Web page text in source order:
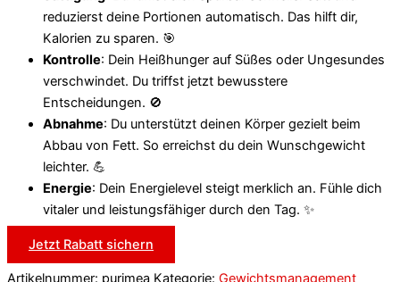
reduzierst deine Portionen automatisch. Das hilft dir,
Kalorien zu sparen. 🎯
Kontrolle: Dein Heißhunger auf Süßes oder Ungesundes
verschwindet. Du triffst jetzt bewusstere
Entscheidungen. 🚫
Abnahme: Du unterstützt deinen Körper gezielt beim
Abbau von Fett. So erreichst du dein Wunschgewicht
leichter. 💪
Energie: Dein Energielevel steigt merklich an. Fühle dich
vitaler und leistungsfähiger durch den Tag. ✨
Jetzt Rabatt sichern
Artikelnummer: purimea Kategorie: Gewichtsmanagement